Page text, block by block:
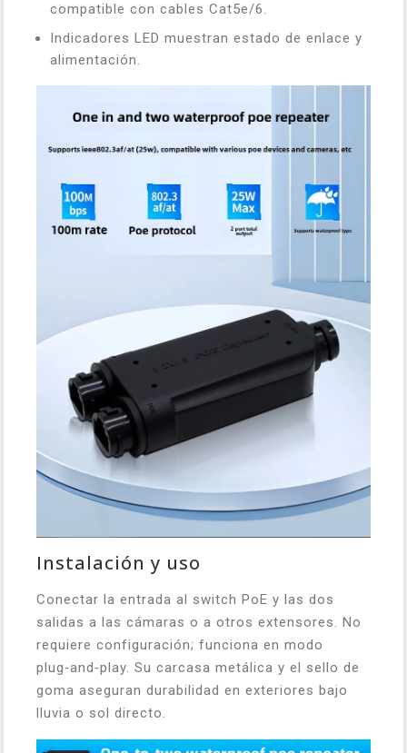
compatible con cables Cat5e/6.
Indicadores LED muestran estado de enlace y
alimentación.
Instalación y uso
Conectar la entrada al switch PoE y las dos
salidas a las cámaras o a otros extensores. No
requiere configuración; funciona en modo
plug‑and‑play. Su carcasa metálica y el sello de
goma aseguran durabilidad en exteriores bajo
lluvia o sol directo.